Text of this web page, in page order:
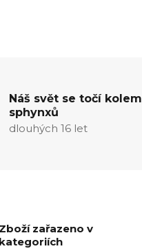
Náš svět se točí kolem
sphynxů
dlouhých 16 let
Zboží zařazeno v
kategoriích